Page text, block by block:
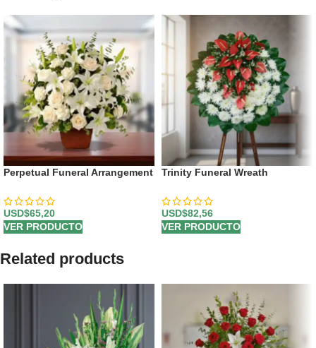
Perpetual Funeral Arrangement
USD$65,20
VER PRODUCTO
Trinity Funeral Wreath
USD$82,56
VER PRODUCTO
Related products